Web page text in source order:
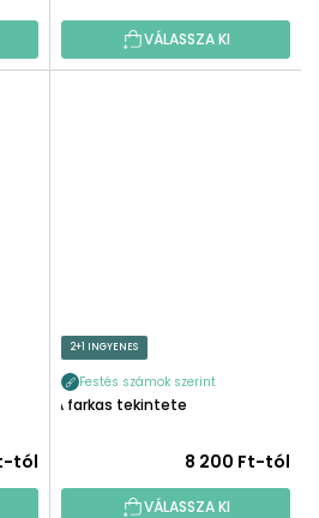
VÁLASSZA KI
tól
2+1 INGYENES
Festés számok szerint
A farkas tekintete
8 200 Ft-tól
VÁLASSZA KI